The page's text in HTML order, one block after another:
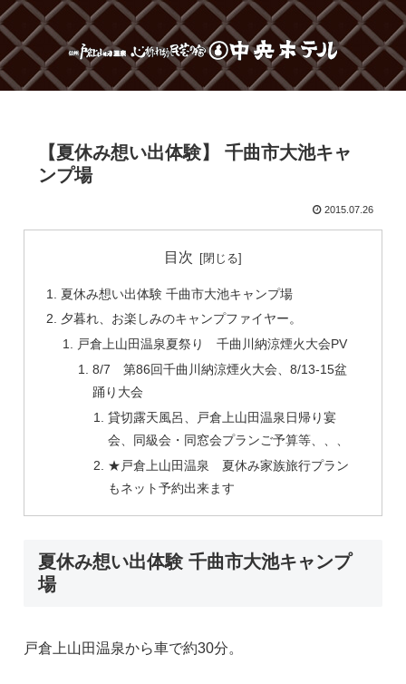
【夏休み想い出体験】 千曲市大池キャ
ンプ場
2015.07.26
目次
夏休み想い出体験 千曲市大池キャンプ場
夕暮れ、お楽しみのキャンプファイヤー。
戸倉上山田温泉夏祭り 千曲川納涼煙火大会PV
8/7 第86回千曲川納涼煙火大会、8/13-15盆
踊り大会
貸切露天風呂、戸倉上山田温泉日帰り宴
会、同級会・同窓会プランご予算等、、、
★戸倉上山田温泉 夏休み家族旅行プラン
もネット予約出来ます
夏休み想い出体験 千曲市大池キャンプ
場
戸倉上山田温泉から車で約30分。